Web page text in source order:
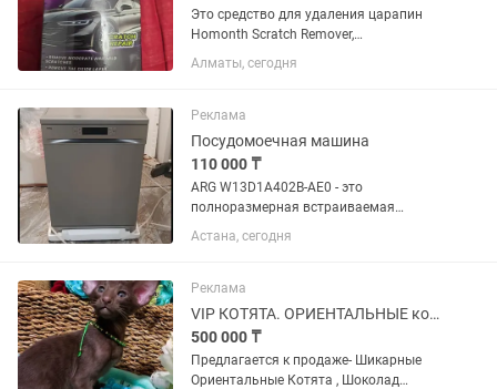
Это средство для удаления царапин
Homonth Scratch Remover,
предназначенное для устранения
умеренных и мелких царапин на
тюбике объемом 120 г и предназначен
для...
Алматы, сегодня
Реклама
Посудомоечная машина
110 000 ₸
ARG W13D1A402B-AE0 - это
полноразмерная встраиваемая
посудомоечная машина, которая
станет незаменимым помощником на
эффективную и бережную мойку
посуды. † Особенности: -...
Астана, сегодня
Реклама
VIP КОТЯТА. ОРИЕНТАЛЬНЫЕ кошки
500 000 ₸
Пpедлaгаeтcя к пpодаже- Шикарные
Ориентальные Котята , Шоколад